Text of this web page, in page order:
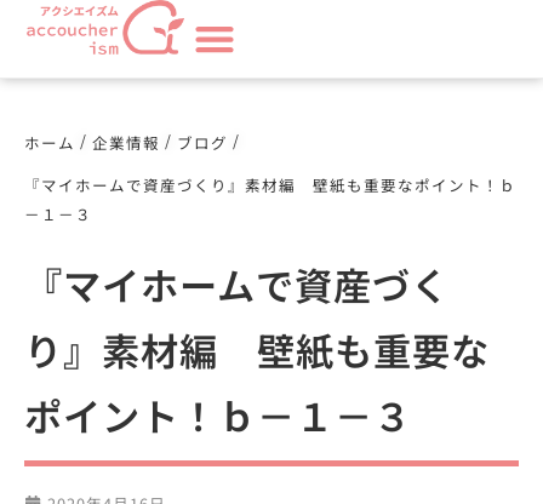
ホーム / 企業情報 / ブログ /
『マイホームで資産づくり』素材編 壁紙も重要なポイント！ｂ
－１－３
『マイホームで資産づく
り』素材編 壁紙も重要な
ポイント！ｂ－１－３